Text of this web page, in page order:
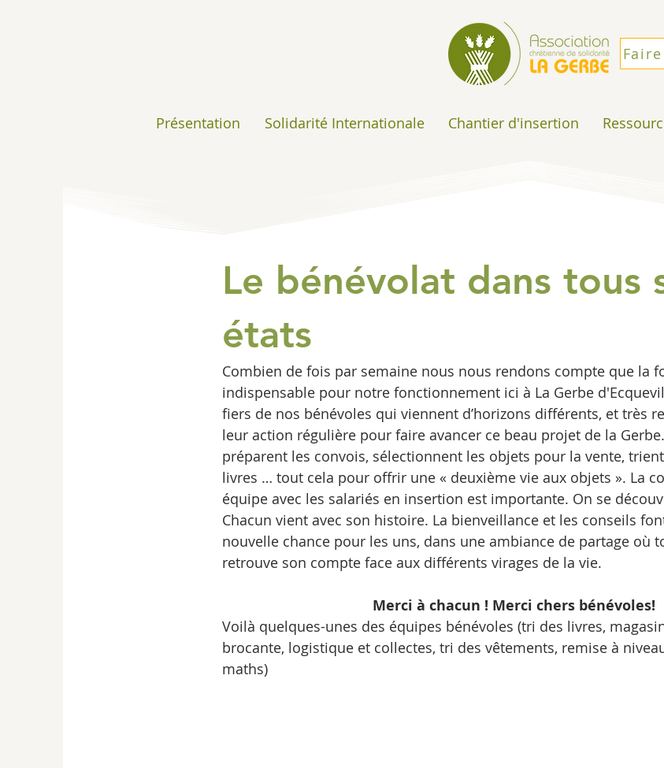
Présentation Solidarité Internationale Chantier d'insertion
Le bénévolat dans tous
états
Combien de fois par semaine nous nous rendons compte que la
indispensable pour notre fonctionnement ici à La Gerbe
fiers de nos bénévoles qui viennent d’horizons différents, et très
leur action régulière pour faire avancer ce beau projet de la
préparent les convois, sélectionnent les objets pour la vente,
livres … tout cela pour offrir une « deuxième vie aux objets ». La
équipe avec les salariés en insertion est importante. On se
Chacun vient avec son histoire. La bienveillance et les conseils
nouvelle chance pour les uns, dans une ambiance de partage où
retrouve son compte face aux différents virages de la vie.
Merci à chacun ! Merci chers bénévoles!
Voilà quelques-unes des équipes bénévoles (tri des livres,
brocante, logistique et collectes, tri des vêtements, remise à
maths)